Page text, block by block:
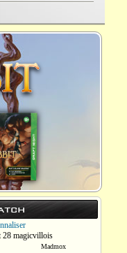
28 magicvillois
Madmox